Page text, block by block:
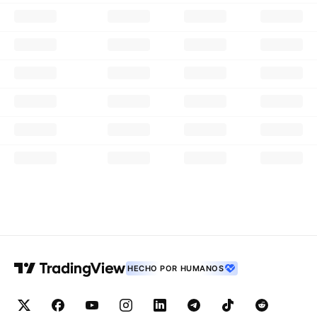
HECHO POR HUMANOS